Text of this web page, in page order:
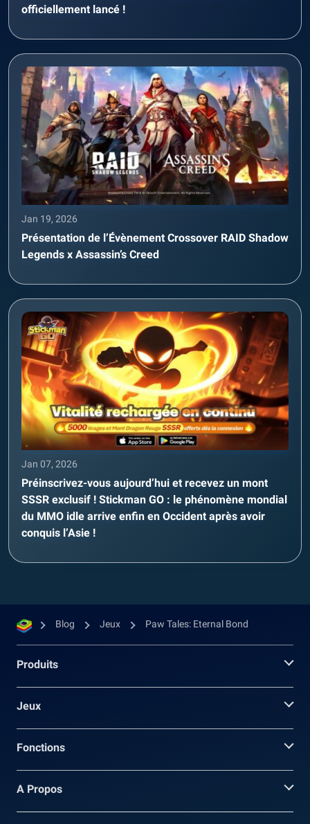
officiellement lancé !
Jan 19, 2026
Présentation de l’Évènement Crossover RAID Shadow
Legends x Assassin’s Creed
Jan 07, 2026
Préinscrivez-vous aujourd’hui et recevez un mont
SSSR exclusif ! Stickman GO : le phénomène mondial
du MMO idle arrive enfin en Occident après avoir
conquis l’Asie !
Blog Jeux Paw Tales: Eternal Bond
Produits
Jeux
Fonctions
A Propos